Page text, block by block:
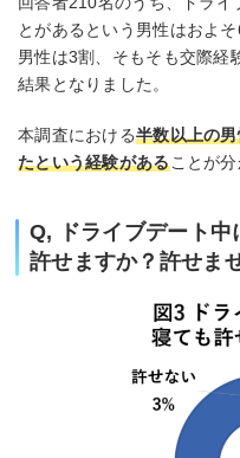
とがあるという男性はおよ
男性は3割、そもそも交際経
結果となりました。
本調査における半数以上の
たという経験があることが分
Q, ドライブデート中
許せますか？許せま